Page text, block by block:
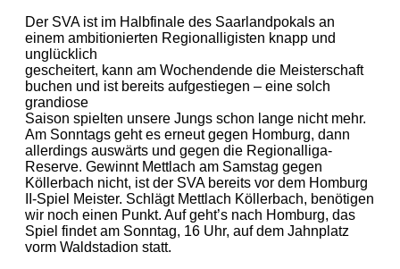
Der SVA ist im Halbfinale des Saarlandpokals an
einem ambitionierten Regionalligisten knapp und
unglücklich
gescheitert, kann am Wochendende die Meisterschaft
buchen und ist bereits aufgestiegen – eine solch
grandiose
Saison spielten unsere Jungs schon lange nicht mehr.
Am Sonntags geht es erneut gegen Homburg, dann
allerdings auswärts und gegen die Regionalliga-
Reserve. Gewinnt Mettlach am Samstag gegen
Köllerbach nicht, ist der SVA bereits vor dem Homburg
II-Spiel Meister. Schlägt Mettlach Köllerbach, benötigen
wir noch einen Punkt. Auf geht’s nach Homburg, das
Spiel findet am Sonntag, 16 Uhr, auf dem Jahnplatz
vorm Waldstadion statt.